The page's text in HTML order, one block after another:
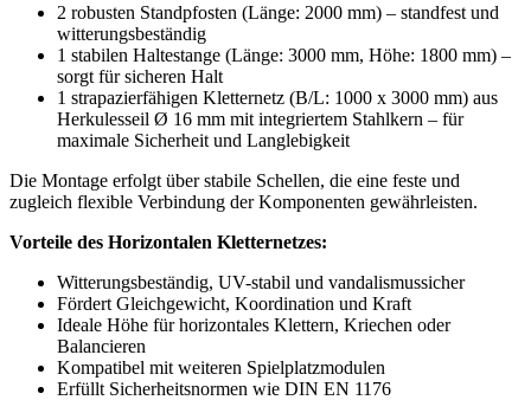
2 robusten Standpfosten (Länge: 2000 mm) – standfest und
witterungsbeständig
1 stabilen Haltestange (Länge: 3000 mm, Höhe: 1800 mm) –
sorgt für sicheren Halt
1 strapazierfähigen Kletternetz (B/L: 1000 x 3000 mm) aus
Herkulesseil Ø 16 mm mit integriertem Stahlkern – für
maximale Sicherheit und Langlebigkeit
Die Montage erfolgt über stabile Schellen, die eine feste und
zugleich flexible Verbindung der Komponenten gewährleisten.
Vorteile des Horizontalen Kletternetzes:
Witterungsbeständig, UV-stabil und vandalismussicher
Fördert Gleichgewicht, Koordination und Kraft
Ideale Höhe für horizontales Klettern, Kriechen oder
Balancieren
Kompatibel mit weiteren Spielplatzmodulen
Erfüllt Sicherheitsnormen wie DIN EN 1176